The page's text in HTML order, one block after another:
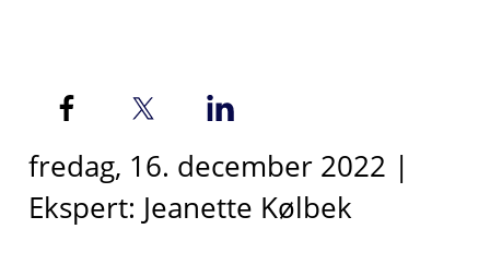
fredag, 16. december 2022 |
Ekspert: Jeanette Kølbek